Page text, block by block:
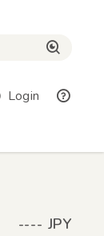
Login
---- JPY